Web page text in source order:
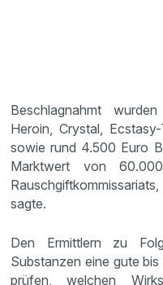
Beschlagnahmt
Heroin, Crystal,
sowie rund 4.500 Euro
Marktwert von
sagte.
Den Ermittlern zu
Substanzen eine gute
prüfen, welchen